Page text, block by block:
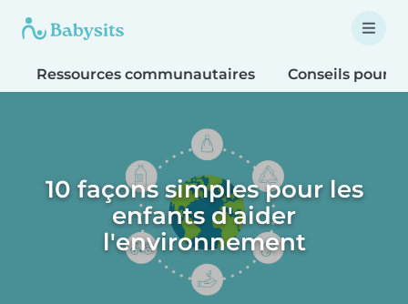
Ressources communautaires Conseils pour
10 façons simples pour les
enfants d'aider
l'environnement